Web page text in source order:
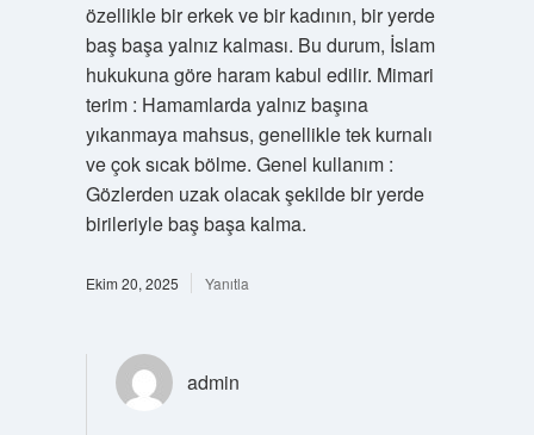
özellikle bir erkek ve bir kadının, bir yerde
baş başa yalnız kalması. Bu durum, İslam
hukukuna göre haram kabul edilir. Mimari
terim : Hamamlarda yalnız başına
yıkanmaya mahsus, genellikle tek kurnalı
ve çok sıcak bölme. Genel kullanım :
Gözlerden uzak olacak şekilde bir yerde
birileriyle baş başa kalma.
Ekim 20, 2025 Yanıtla
admin